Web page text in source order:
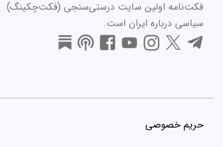
فکت‌نامه اولین سایت درستی‌سنجی (فکت‌چکینگ)
سیاسی درباره ایران است.
حریم خصوصی